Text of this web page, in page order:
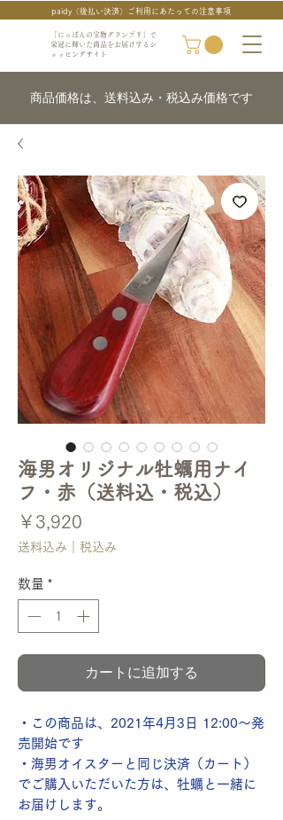
「にっぽんの宝物グランプリ」で
栄冠に輝いた商品をお届けするシ
ョッピングサイト
paidy（後払い決済）ご利用にあたっての注意事項
商品価格は、送料込み・税込み価格です
海男オリジナル牡蠣用ナイ
フ・赤（送料込・税込）
￥3,920
格
送料込み｜税込み
数量 *
カートに追加する
・この商品は、2021年4月3日 12:00〜発
売開始です
・海男オイスターと同じ決済（カート）
でご購入いただいた方は、牡蠣と一緒に
お届けします。